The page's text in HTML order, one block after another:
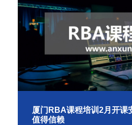
厦门RBA课程培训2月开课
值得信赖